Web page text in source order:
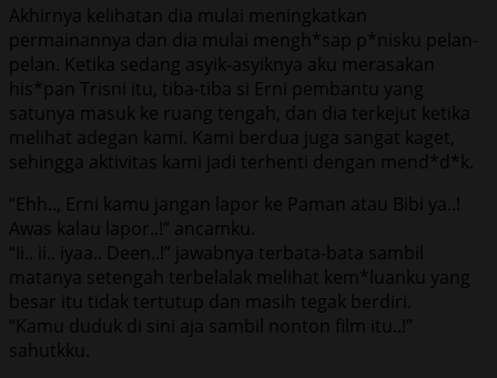
Akhirnya kelihatan dia mulai meningkatkan
permainannya dan dia mulai mengh*sap p*nisku pelan-
pelan. Ketika sedang asyik-asyiknya aku merasakan
his*pan Trisni itu, tiba-tiba si Erni pembantu yang
satunya masuk ke ruang tengah, dan dia terkejut ketika
melihat adegan kami. Kami berdua juga sangat kaget,
sehingga aktivitas kami jadi terhenti dengan mend*d*k.
“Ehh.., Erni kamu jangan lapor ke Paman atau Bibi ya..!
Awas kalau lapor..!” ancamku.
“Ii.. ii.. iyaa.. Deen..!” jawabnya terbata-bata sambil
matanya setengah terbelalak melihat kem*luanku yang
besar itu tidak tertutup dan masih tegak berdiri.
“Kamu duduk di sini aja sambil nonton film itu..!”
sahutkku.